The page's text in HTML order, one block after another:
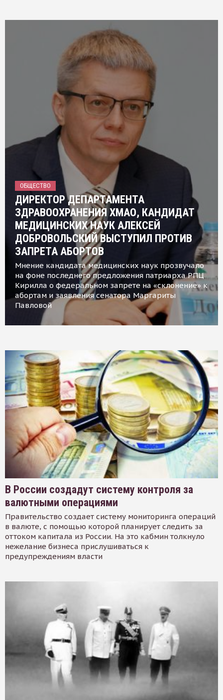
ОБЩЕСТВО
ДИРЕКТОР ДЕПАРТАМЕНТА
ЗДРАВООХРАНЕНИЯ ХМАО, КАНДИДАТ
МЕДИЦИНСКИХ НАУК АЛЕКСЕЙ
ДОБРОВОЛЬСКИЙ ВЫСТУПИЛ ПРОТИВ
ЗАПРЕТА АБОРТОВ
Мнение кандидата медицинских наук прозвучало
на фоне последнего предложения патриарха РПЦ
Кирилла о федеральном запрете на «склонение» к
абортам и заявления сенатора Маргариты
Павловой
В России создадут систему контроля за
валютными операциями
Правительство создает систему мониторинга операций
в валюте, с помощью которой планирует следить за
оттоком капитала из России. На это кабмин толкнуло
нежелание бизнеса прислушиваться к
предупреждениям власти